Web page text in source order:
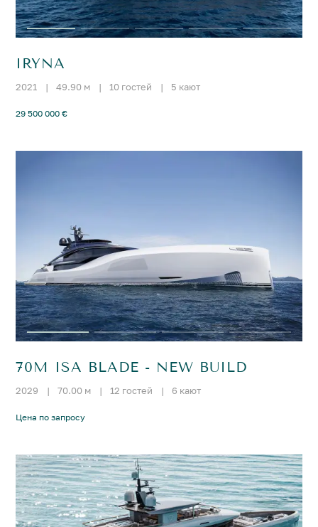
IRYNA
2021 | 49.90 м | 10 гостей | 5 кают
29 500 000 €
70M ISA BLADE - NEW BUILD
2029 | 70.00 м | 12 гостей | 6 кают
Цена по запросу